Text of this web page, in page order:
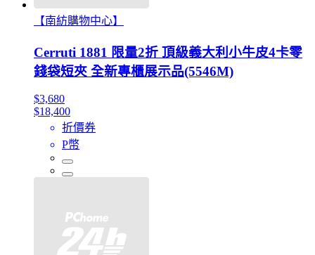
【南紡購物中心】
Cerruti 1881 限量2折 頂級義大利小牛皮4卡零
錢袋短夾 全新專櫃展示品(5546M)
$3,680
$18,400
折價券
P幣